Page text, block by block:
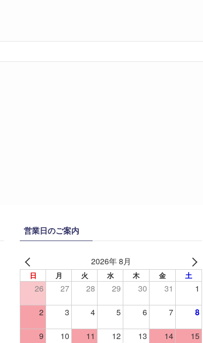
営業日のご案内
2026年 8月
日 月 火 水 木 金 土
26 27 28 29 30 31 1
2 3 4 5 6 7 8
9 10 11 12 13 14 15